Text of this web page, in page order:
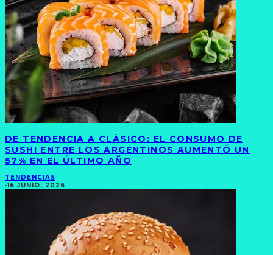
DE TENDENCIA A CLÁSICO: EL CONSUMO DE
SUSHI ENTRE LOS ARGENTINOS AUMENTÓ UN
57% EN EL ÚLTIMO AÑO
TENDENCIAS
·16 JUNIO, 2026